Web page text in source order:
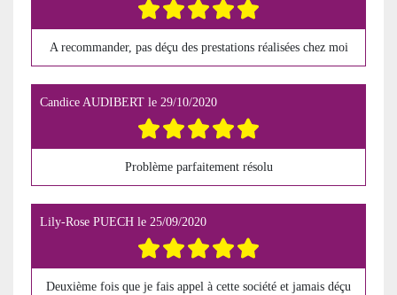
A recommander, pas déçu des prestations réalisées chez moi
Candice AUDIBERT le 29/10/2020
Problème parfaitement résolu
Lily-Rose PUECH le 25/09/2020
Deuxième fois que je fais appel à cette société et jamais déçu